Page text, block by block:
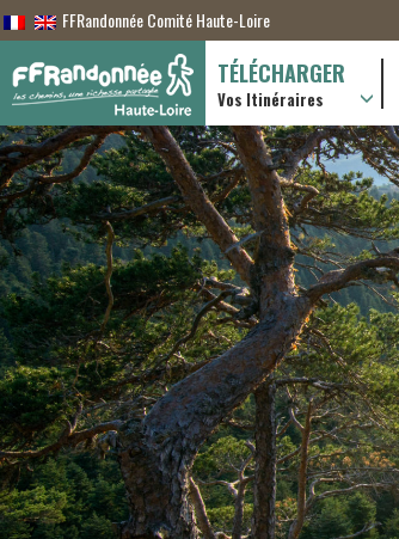
FFRandonnée Comité Haute-Loire
TÉLÉCHARGER
Vos Itinéraires